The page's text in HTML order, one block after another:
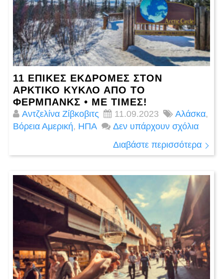
11 ΕΠΙΚΕΣ ΕΚΔΡΟΜΕΣ ΣΤΟΝ
ΑΡΚΤΙΚΟ ΚΥΚΛΟ ΑΠΟ ΤΟ
ΦΕΡΜΠΑΝΚΣ • ΜΕ ΤΙΜΕΣ!
Αντζελίνα Ζίβκοβιτς 11.09.2023 Αλάσκα,
Βόρεια Αμερική, ΗΠΑ
Δεν υπάρχουν σχόλια
Διαβάστε περισσότερα